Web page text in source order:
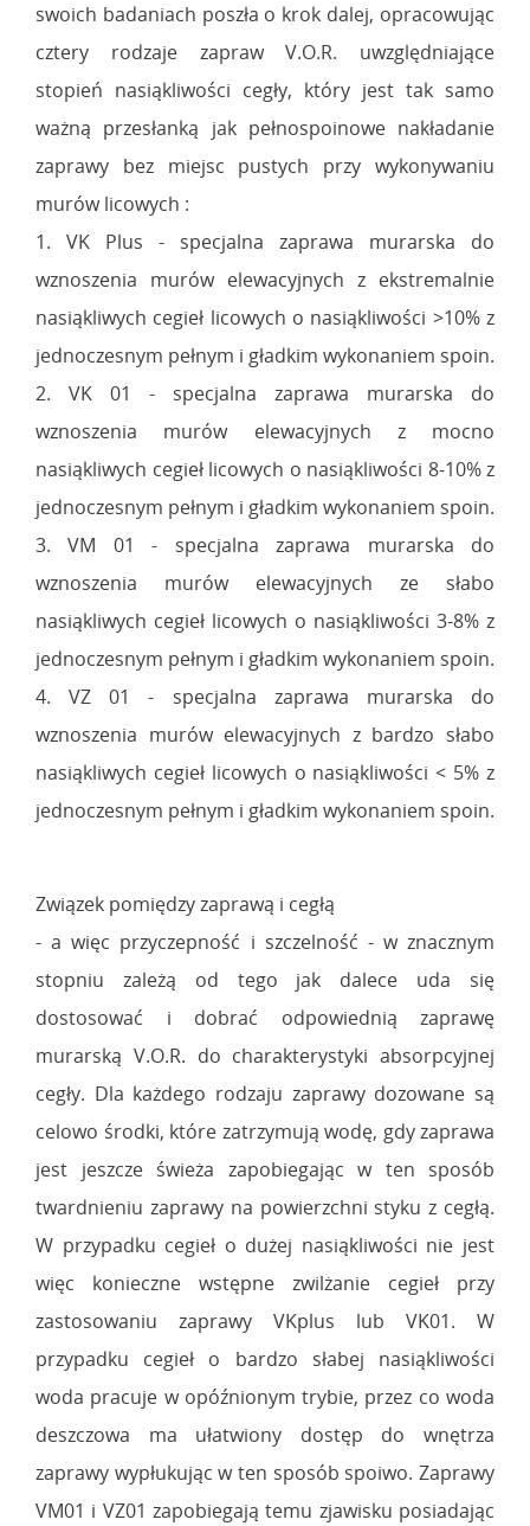
swoich badaniach poszła o krok dalej, opracowując
cztery rodzaje zapraw V.O.R. uwzględniające
stopień nasiąkliwości cegły, który jest tak samo
ważną przesłanką jak pełnospoinowe nakładanie
zaprawy bez miejsc pustych przy wykonywaniu
murów licowych :
1. VK Plus - specjalna zaprawa murarska do
wznoszenia murów elewacyjnych z ekstremalnie
nasiąkliwych cegieł licowych o nasiąkliwości >10% z
jednoczesnym pełnym i gładkim wykonaniem spoin.
2. VK 01 - specjalna zaprawa murarska do
wznoszenia murów elewacyjnych z mocno
nasiąkliwych cegieł licowych o nasiąkliwości 8-10% z
jednoczesnym pełnym i gładkim wykonaniem spoin.
3. VM 01 - specjalna zaprawa murarska do
wznoszenia murów elewacyjnych ze słabo
nasiąkliwych cegieł licowych o nasiąkliwości 3-8% z
jednoczesnym pełnym i gładkim wykonaniem spoin.
4. VZ 01 - specjalna zaprawa murarska do
wznoszenia murów elewacyjnych z bardzo słabo
nasiąkliwych cegieł licowych o nasiąkliwości < 5% z
jednoczesnym pełnym i gładkim wykonaniem spoin.
Związek pomiędzy zaprawą i cegłą
- a więc przyczepność i szczelność - w znacznym
stopniu zależą od tego jak dalece uda się
dostosować i dobrać odpowiednią zaprawę
murarską V.O.R. do charakterystyki absorpcyjnej
cegły. Dla każdego rodzaju zaprawy dozowane są
celowo środki, które zatrzymują wodę, gdy zaprawa
jest jeszcze świeża zapobiegając w ten sposób
twardnieniu zaprawy na powierzchni styku z cegłą.
W przypadku cegieł o dużej nasiąkliwości nie jest
więc konieczne wstępne zwilżanie cegieł przy
zastosowaniu zaprawy VKplus lub VK01. W
przypadku cegieł o bardzo słabej nasiąkliwości
woda pracuje w opóźnionym trybie, przez co woda
deszczowa ma ułatwiony dostęp do wnętrza
zaprawy wypłukując w ten sposób spoiwo. Zaprawy
VM01 i VZ01 zapobiegają temu zjawisku posiadając